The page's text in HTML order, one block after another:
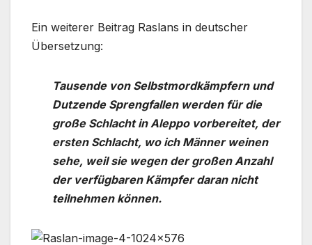
Ein weiterer Beitrag Raslans in deutscher
Übersetzung:
Tausende von Selbstmordkämpfern und
Dutzende Sprengfallen werden für die
große Schlacht in Aleppo vorbereitet, der
ersten Schlacht, wo ich Männer weinen
sehe, weil sie wegen der großen Anzahl
der verfügbaren Kämpfer daran nicht
teilnehmen können.